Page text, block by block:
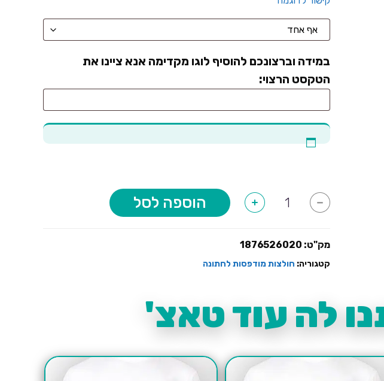
במידה וברצונכם להוסיף לוגו מקדימה אנא ציינו את
הטקסט הרצוי:
-
של
+ הוספה לסל
מק"ט: 1876526020
קטגוריה: חולצות מודפסות לחתונה
לה עוד טאצ'